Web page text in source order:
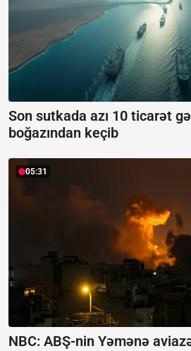
Son sutkada azı 10 ticarət
boğazından keçib
05:31
NBC: ABŞ-nin Yəmənə